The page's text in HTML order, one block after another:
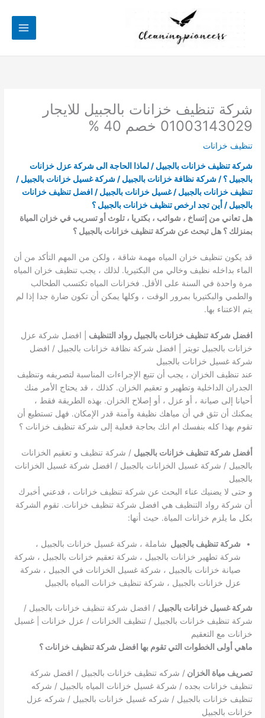
شركة تنظيف خزانات بالجبيل للايجار
01003143029 خصم 40 %
تنظيف خزانات
شركة تنظيف خزانات بالجبيل / لماذا الحاجة الى شركة عزل خزانات
بالجبيل ؟ / شركة نظافة خزانات بالجبيل / شركة غسيل خزانات بالجبيل /
تنظيف خزانات بالجبيل / غسيل خزانات بالجبيل / افضل تنظيف خزانات
بالجبيل / أين تجد ارخص تنظيف خزانات بالجبيل ؟
هل تعاني من إتساخ ، شوائب ، بكتريا ، تلوث أو تسريب في خزان المياة
بمنزلك ؟ هل تبحث عن شركة تنظيف خزانات بالجبيل ؟
قد يكون تنظيف خزان المياه مهمة شاقة ، ولكن من المهم التأكد من أن
الماء بداخله نظيف وخالي من البكتيريا. لذلك ، يجب تنظيف خزان المياه
مرة واحدة في السنة على الأقل. فخزانات المياه تكتسب الطحالب
والطمي والبكتيريا بمرور الوقت ، وكلها يمكن أن تكون ضارة جدا إذا لم
يتم الاعتناء بها.
افضل شركة تنظيف خزانات بالجبيل رواد التنظيف | افضل شركة عزل
خزانات بالجبيل تويتر | افضل شركة نظافة خزانات بالجبيل / افضل
شركة غسيل خزانات بالجبيل
عند تنظيف الخزان ، يجب أن تتبع الإجراءات المناسبة لتصريفه وتنظيف
الجدران الداخلية وتطهير و تعقيم الخزان. كذلك ، قد يحتاج الأمر منك
أحيانا إلى صيانة ، أو عزل ، أو إصلاح الخزان. بهذه الطريقة فقط ،
يمكنك أن تثق في أن مياهك نظيفة وآمنة قدر الإمكان. فهل تستطيع أن
تقوم بهذا كله بنفسك ام انك بحاجة فعلية إلى شركة تنظيف خزانات ؟
أفضل شركة تنظيف خزانات بالجبيل / شركة تنظيف و تعقيم الخزانات
بالجبيل / شركة غسيل الخزانات بالجبيل / افضل شركة غسيل الخزانات
بالجبيل
و حتى لا يضنيك عناء البحث عن شركة تنظيف خزانات ، فدعني أخبرك
أن شركة رواد التنظيف هي افضل شركة تنظيف خزانات. تقوم الشركة
بكل ما يلزم خزانات المياة. حيث أنها:
شركة تنظيف بالجبيل شاملة ، شركة غسيل خزانات بالجبيل ،
شركة تطهير خزانات بالجبيل ، شركة تعقيم خزانات بالجبيل ، شركة
صيانة خزانات بالجبيل ، شركة غسيل الخزانات في الجبيل ، شركة
عزل خزانات بالجبيل ، شركة تنظيف خزانات المياه بالجبيل
شركة غسيل خزانات بالجبيل / افضل شركة تنظيف خزانات بالجبيل /
شركة تنظيف خزانات بالجبيل / تنظيف الخزانات / عزل خزانات | غسيل
خزانات مع التعقيم
ماهي أولى الخطوات التي تقوم بها افضل شركة تنظيف خزانات ؟
تصريف مياة الخزان/ شركه تنظيف خزانات بالجبيل / افضل شركة
تنظيف خزانات بجده / شركة غسيل خزانات المياه بالجبيل / شركه
تنظيف خزانات بالجبيل / شركه غسيل خزانات بالجبيل / شركه عزل
خزانات بالجبيل